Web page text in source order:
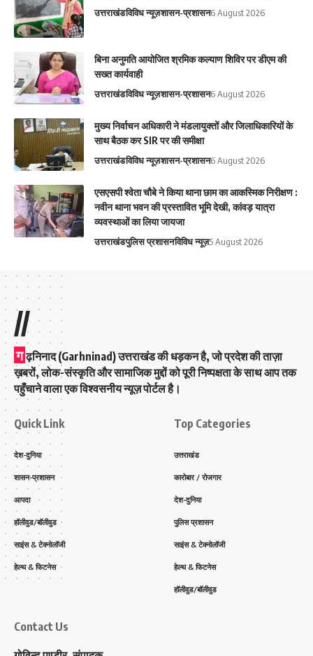
उत्तराखंडविविध न्यूज़शासन-प्रशासन6 August 2026
बिना अनुमति आयोजित श्रमिक कल्याण शिविर पर डीएम की
सख्त कार्यवाही
उत्तराखंडविविध न्यूज़शासन-प्रशासन6 August 2026
मुख्य निर्वाचन अधिकारी ने मंडलायुक्तों और जिलाधिकारियों के
साथ बैठक कर SIR पर की समीक्षा
उत्तराखंडविविध न्यूज़शासन-प्रशासन6 August 2026
एसएसपी श्वेता चौबे ने किया थाना छाम का आकस्मिक निरीक्षण :
नवीन थाना भवन की प्रस्तावित भूमि देखी, कांवड़ यात्रा
व्यवस्थाओं का लिया जायजा
उत्तराखंडपुलिस प्रशासनविविध न्यूज़5 August 2026
//
ग ढ़निनाद (Garhninad) उत्तराखंड की धड़कन है, जो प्रदेश की ताज़ा
ख़बरों, लोक-संस्कृति और सामाजिक मुद्दों को पूरी निष्पक्षता के साथ आप तक
पहुँचाने वाला एक विश्वसनीय न्यूज़ पोर्टल है।
Quick Link
देश-दुनिया
शासन-प्रशासन
आपदा
हॉलीवुड/बॉलीवुड
साइंस & टेक्नोलॉजी
हेल्थ & फिटनेस
Top Categories
उत्तराखंड
कारोबार / रोजगार
देश-दुनिया
पुलिस प्रशासन
साइंस & टेक्नोलॉजी
हेल्थ & फिटनेस
हॉलीवुड/बॉलीवुड
Contact Us